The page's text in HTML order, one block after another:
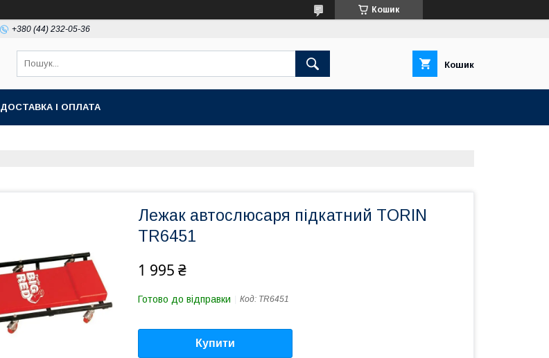
Кошик
+380 (44) 232-05-36
Кошик
ДОСТАВКА І ОПЛАТА
Лежак автослюсаря підкатний TORIN
TR6451
1 995 ₴
Готово до відправки Код: TR6451
Купити